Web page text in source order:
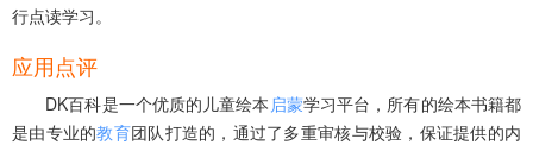
行点读学习。
应用点评
DK百科是一个优质的儿童绘本 启蒙学习平台，所有的绘本书籍都
是由专业的教育团队打造的，通过了多重审核与校验，保证提供的内